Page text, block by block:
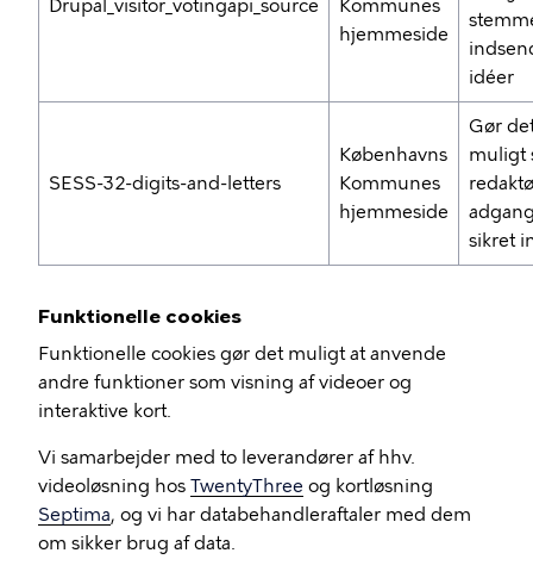
Drupal_visitor_votingapi_source
Kommunes
hjemmeside
idéer
SESS-32-digits-and-letters
Københavns
Kommunes
hjemmeside
Gør
muligt
sikret
Funktionelle cookies
Funktionelle cookies gør det muligt at anvende
andre funktioner som visning af videoer og
interaktive kort.
Vi samarbejder med to leverandører af hhv.
videoløsning hos TwentyThree og kortløsning
Septima, og vi har databehandleraftaler med dem
om sikker brug af data.